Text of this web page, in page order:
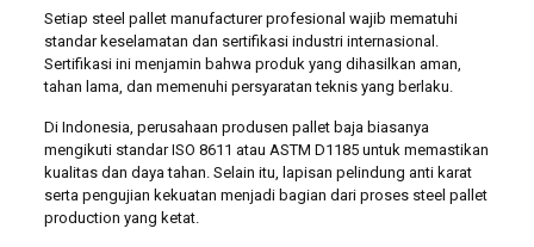
Setiap steel pallet manufacturer profesional wajib mematuhi
standar keselamatan dan sertifikasi industri internasional.
Sertifikasi ini menjamin bahwa produk yang dihasilkan aman,
tahan lama, dan memenuhi persyaratan teknis yang berlaku.
Di Indonesia, perusahaan produsen pallet baja biasanya
mengikuti standar ISO 8611 atau ASTM D1185 untuk memastikan
kualitas dan daya tahan. Selain itu, lapisan pelindung anti karat
serta pengujian kekuatan menjadi bagian dari proses steel pallet
production yang ketat.